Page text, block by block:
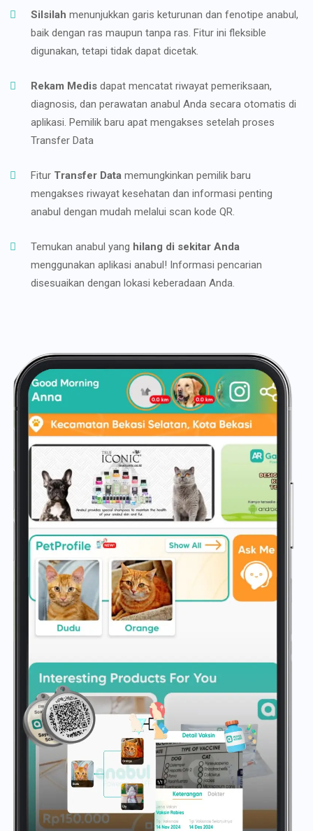
Silsilah menunjukkan garis keturunan dan fenotipe anabul,
baik dengan ras maupun tanpa ras. Fitur ini fleksible
digunakan, tetapi tidak dapat dicetak.
Rekam Medis dapat mencatat riwayat pemeriksaan,
diagnosis, dan perawatan anabul Anda secara otomatis di
aplikasi. Pemilik baru apat mengakses setelah proses
Transfer Data
Fitur Transfer Data memungkinkan pemilik baru
mengakses riwayat kesehatan dan informasi penting
anabul dengan mudah melalui scan kode QR.
Temukan anabul yang hilang di sekitar Anda
menggunakan aplikasi anabul! Informasi pencarian
disesuaikan dengan lokasi keberadaan Anda.